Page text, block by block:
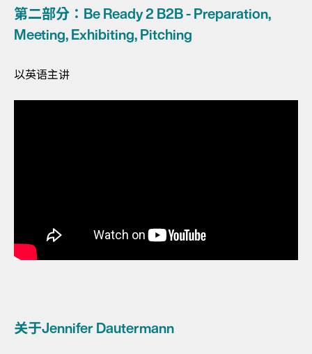
第二部分：Be Ready 2 B2B - Preparation,
Meeting, Exhibiting, Pitching
以英语主讲
关于Jennifer Dautermann